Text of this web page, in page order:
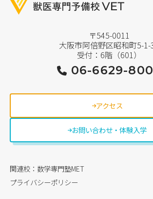
〒545-0011
大阪市阿倍野区昭和町5-1-
受付：6階（601）
06-6629-
アクセス
お問い合わせ・体験入学
関連校：数学専門塾MET
プライバシーポリシー